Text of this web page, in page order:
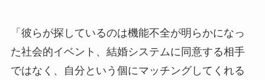
「彼らが探しているのは機能不全が明らかになっ
た社会的イベント、結婚システムに同意する相手
ではなく、自分という個にマッチングしてくれる